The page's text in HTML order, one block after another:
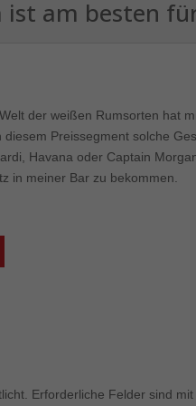
ist am besten
der weißen Rumsorten hat
Preissegment solche
Havana oder Captain
in meiner Bar zu bekommen.
Erforderliche Felder sind mit
Externe Medien (7)